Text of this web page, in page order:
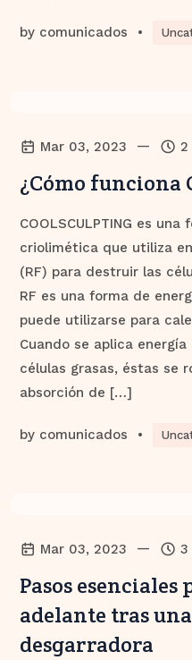
by comunicados •
Mar 03, 2023 — 2
¿Cómo funciona
COOLSCULPTING es
criolimética que utiliza
(RF) para destruir las
RF es una forma de
puede utilizarse para
Cuando se aplica
células grasas, éstas se
absorción de […]
by comunicados •
Mar 03, 2023 — 3
Pasos
adelante tras
desgarradora